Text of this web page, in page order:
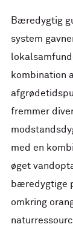
Bæredygtig
system
kombination
fremmer
med en
øget
bæredygtige
omkring